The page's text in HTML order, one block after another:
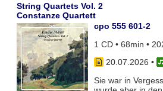
String Quartets Vol. 2
Constanze Quartett
cpo 555 601-2
1 CD • 68min •
20.07.2026 •
Sie war in